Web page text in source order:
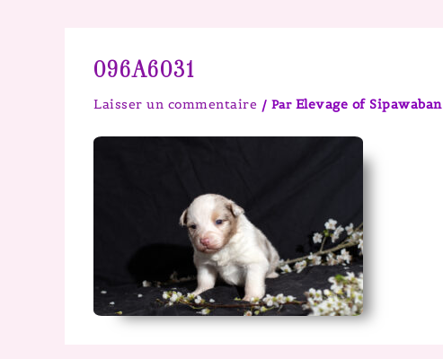
096A6031
Laisser un commentaire / Par Elevage of Sipawaban